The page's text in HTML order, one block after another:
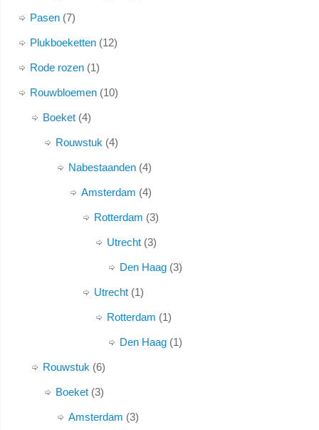
Pasen 7
Plukboeketten 12
Rode rozen 1
Rouwbloemen 10
Boeket 4
Rouwstuk 4
Nabestaanden 4
Amsterdam 4
Rotterdam 3
Utrecht 3
Den Haag 3
Utrecht 1
Rotterdam 1
Den Haag 1
Rouwstuk 6
Boeket 3
Amsterdam 3